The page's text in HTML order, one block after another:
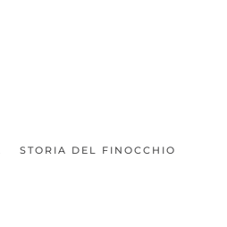
STORIA DEL FINOCCHIO